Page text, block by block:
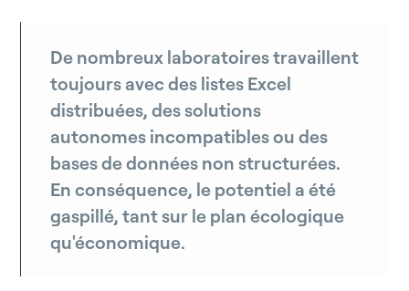
De nombreux laboratoires travaillent
toujours avec des listes Excel
distribuées, des solutions
autonomes incompatibles ou des
bases de données non structurées.
En conséquence, le potentiel a été
gaspillé, tant sur le plan écologique
qu'économique.